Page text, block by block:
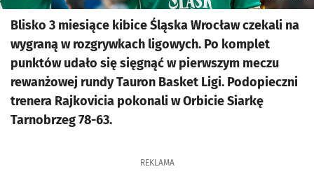
Blisko 3 miesiące kibice Śląska Wrocław czekali na
wygraną w rozgrywkach ligowych. Po komplet
punktów udało się sięgnąć w pierwszym meczu
rewanżowej rundy Tauron Basket Ligi. Podopieczni
trenera Rajkovicia pokonali w Orbicie Siarkę
Tarnobrzeg 78-63.
REKLAMA